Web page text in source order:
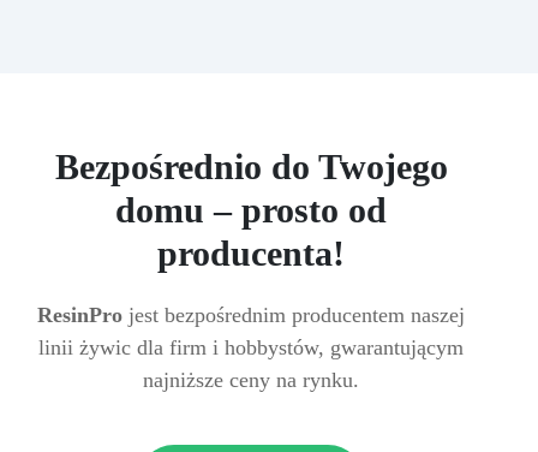
Bezpośrednio do Twojego
domu – prosto od
producenta!
ResinPro jest bezpośrednim producentem naszej
linii żywic dla firm i hobbystów, gwarantującym
najniższe ceny na rynku.